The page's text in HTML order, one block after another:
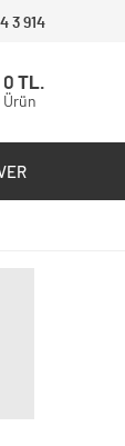
3 914
0 TL.
Ürün